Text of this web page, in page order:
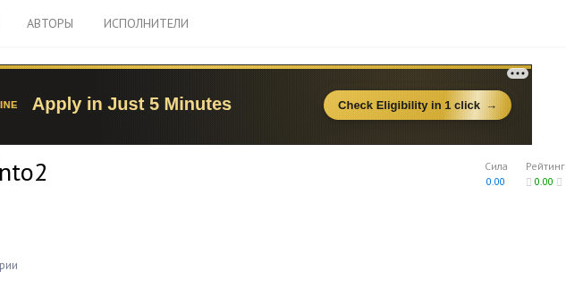
АВТОРЫ ИСПОЛНИТЕЛИ
Рейтинг
0.00
Сила
0.00